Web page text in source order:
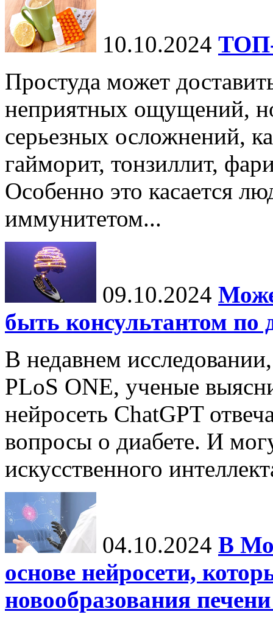
10.10.2024 ТОП-
Простуда может
неприятных ощущений,
серьезных осложнений,
гайморит, тонзиллит,
Особенно это касается
иммунитетом...
09.10.2024
быть консультантом по
В недавнем
PLoS ONE, ученые
нейросеть ChatGPT
вопросы о диабете. И
искусственного
04.10.2024 В
основе нейросети,
новообразования